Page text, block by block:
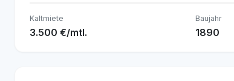
Kaltmiete
3.500 €/mtl.
Baujahr
1890